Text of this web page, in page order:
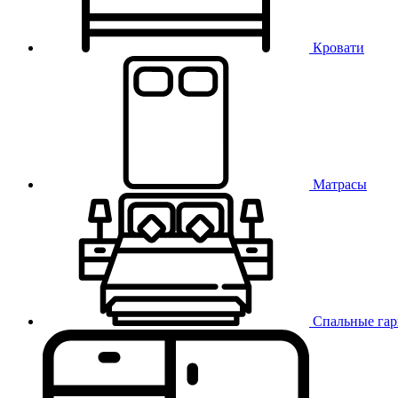
Кровати
Матрасы
Спальные